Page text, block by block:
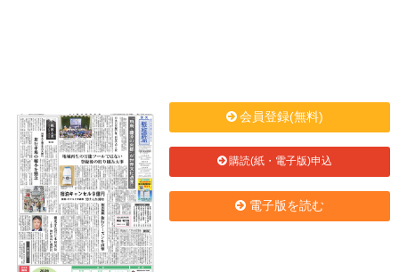
会員登録(無料)
購読(紙・電子版)申込
電子版を読む